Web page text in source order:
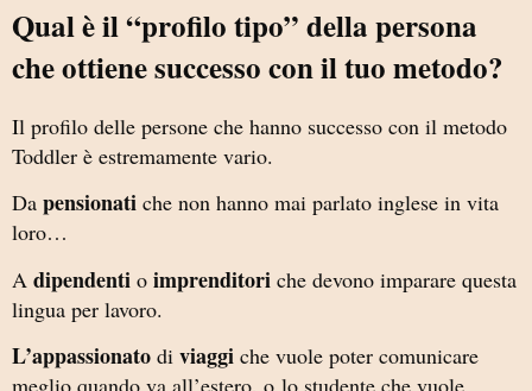
Qual è il “profilo tipo” della persona
che ottiene successo con il tuo metodo?
Il profilo delle persone che hanno successo con il metodo
Toddler è estremamente vario.
Da pensionati che non hanno mai parlato inglese in vita
loro…
A dipendenti o imprenditori che devono imparare questa
lingua per lavoro.
L’appassionato di viaggi che vuole poter comunicare
meglio quando va all’estero, o lo studente che vuole